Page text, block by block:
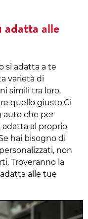
adatta alle
si adatta a te
varietà di
simili tra loro.
quello giusto.Ci
auto che per
al proprio
hai bisogno di
non
Troveranno la
alle tue